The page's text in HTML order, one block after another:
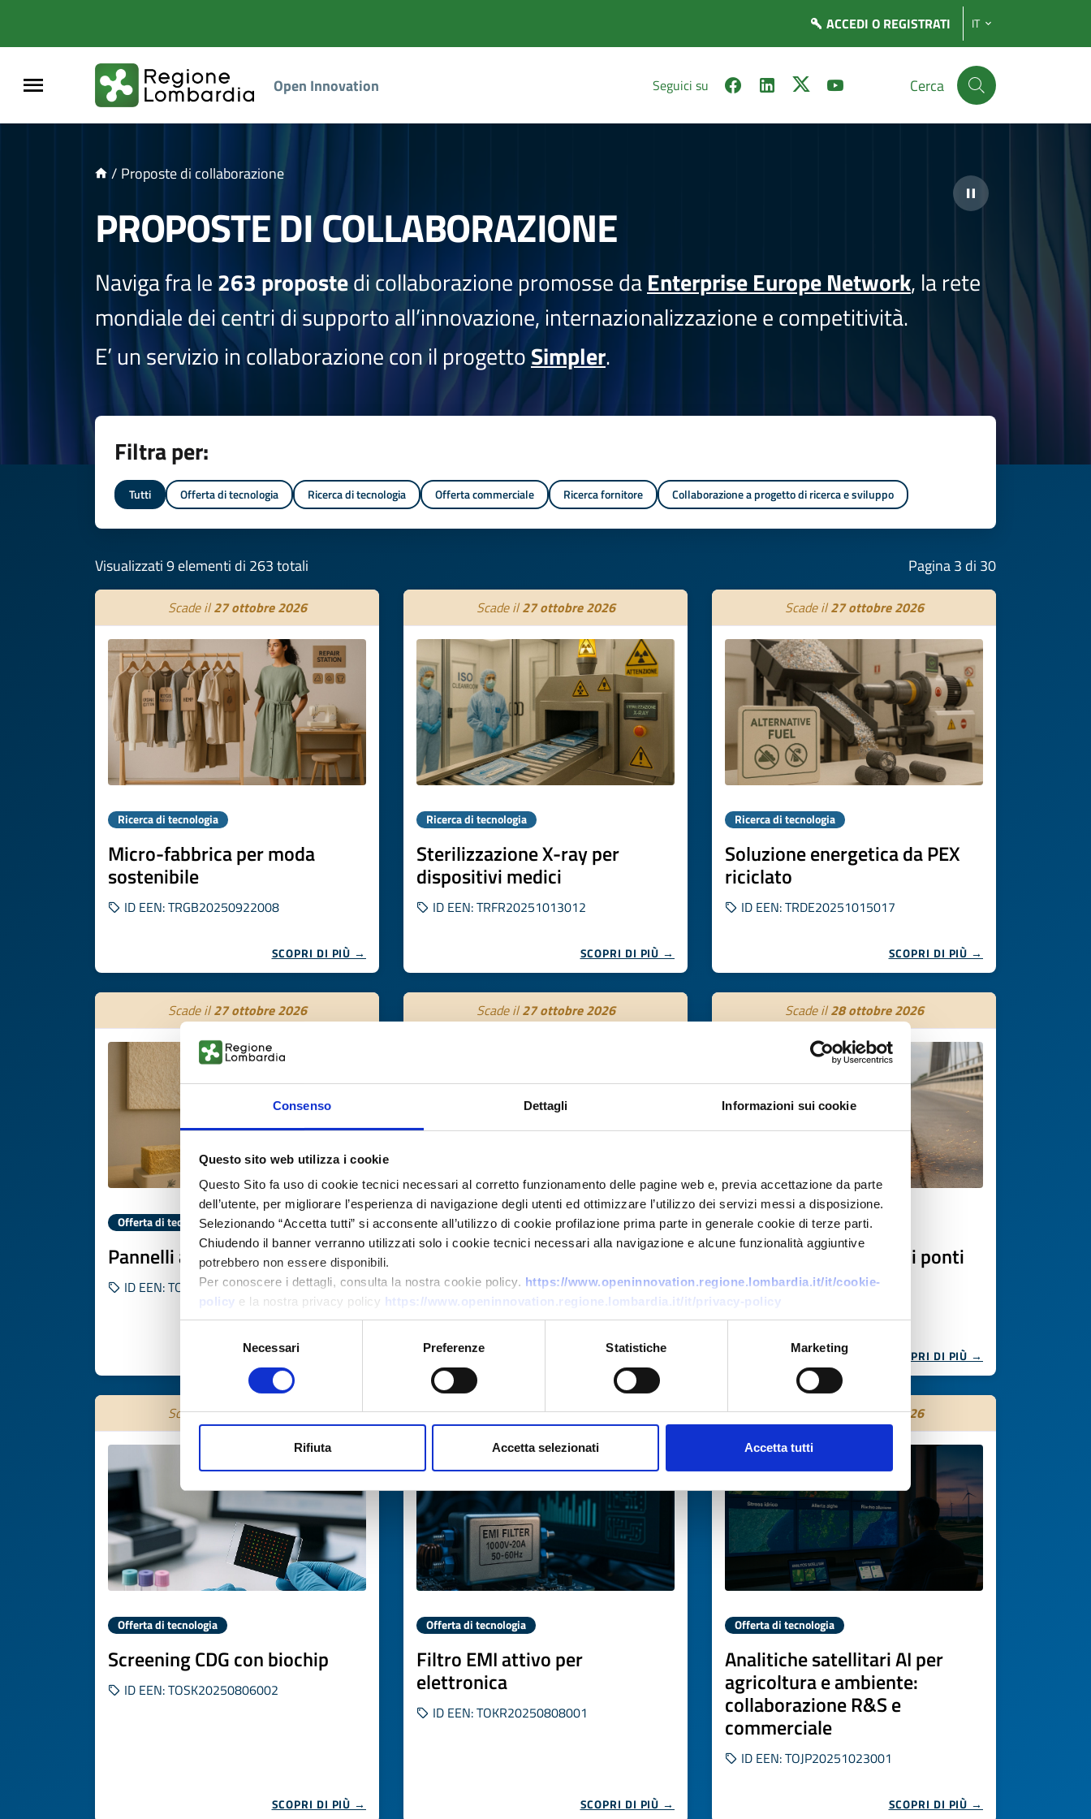
Consenso Dettagli Informazioni sui cookie
Questo sito web utilizza i cookie
Questo Sito fa uso di cookie tecnici necessari al corretto funzionamento delle pagine web e, previa accettazione da parte
dell’utente, per migliorare l’esperienza di navigazione degli utenti ed ottimizzare l’utilizzo dei servizi messi a disposizione.
Selezionando “Accetta tutti” si acconsente all’utilizzo di cookie profilazione prima parte in generale cookie di terze parti.
Chiudendo il banner verranno utilizzati solo i cookie tecnici necessari alla navigazione e alcune funzionalità aggiuntive
potrebbero non essere disponibili.
Per conoscere i dettagli, consulta la nostra cookie policy. https://www.openinnovation.regione.lombardia.it/it/cookie-
policy e la nostra privacy policy https://www.openinnovation.regione.lombardia.it/it/privacy-policy
Necessari Preferenze Statistiche Marketing
Rifiuta Accetta selezionati Accetta tutti
ACCEDI O REGISTRATI IT
Open Innovation Seguici su Cerca
/ Proposte di collaborazione
PROPOSTE DI COLLABORAZIONE
Naviga fra le263 propostedi collaborazione promosse daEnterprise Europe Network, la rete
mondiale dei centri di supporto all’innovazione, internazionalizzazione e competitività.
E’ un servizio in collaborazione con il progettoSimpler.
Filtra per:
Tutti Offerta di tecnologia Ricerca di tecnologia Offerta commerciale Ricerca fornitore Collaborazione a progetto di ricerca e sviluppo
Visualizzati 9 elementi di 263 totali Pagina 3 di 30
Scade il27 ottobre 2026
Ricerca di tecnologia
Micro-fabbrica per moda
sostenibile
ID EEN: TRGB20250922008
SCOPRI DI PIÙ →
Scade il27 ottobre 2026
Ricerca di tecnologia
Sterilizzazione X-ray per
dispositivi medici
ID EEN: TRFR20251013012
SCOPRI DI PIÙ →
Scade il27 ottobre 2026
Ricerca di tecnologia
Soluzione energetica da PEX
riciclato
ID EEN: TRDE20251015017
SCOPRI DI PIÙ →
Scade il27 ottobre 2026
Offerta di tecnologia
Pannelli acustici da micelio
ID EEN: TOTR20250908014
SCOPRI DI PIÙ →
Scade il27 ottobre 2026
Ricerca di tecnologia
Elettrolizzatore per idrogeno
green
ID EEN: TOGB20251014014
SCOPRI DI PIÙ →
Scade il28 ottobre 2026
Ricerca di tecnologia
Manutenzione giunti di ponti
ID EEN: TRES20250806011
SCOPRI DI PIÙ →
Scade il28 ottobre 2026
Offerta di tecnologia
Screening CDG con biochip
ID EEN: TOSK20250806002
SCOPRI DI PIÙ →
Scade il28 ottobre 2026
Offerta di tecnologia
Filtro EMI attivo per
elettronica
ID EEN: TOKR20250808001
SCOPRI DI PIÙ →
Scade il28 ottobre 2026
Offerta di tecnologia
Analitiche satellitari AI per
agricoltura e ambiente:
collaborazione R&S e
commerciale
ID EEN: TOJP20251023001
SCOPRI DI PIÙ →